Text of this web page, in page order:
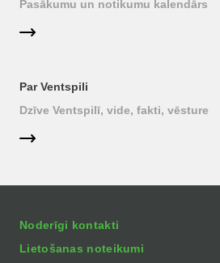
Pasākumu un notikumu kalendārs
Par Ventspili
Dzīve Ventspilī, vide, fakti, vēsture
Noderīgi kontakti
Lietošanas noteikumi